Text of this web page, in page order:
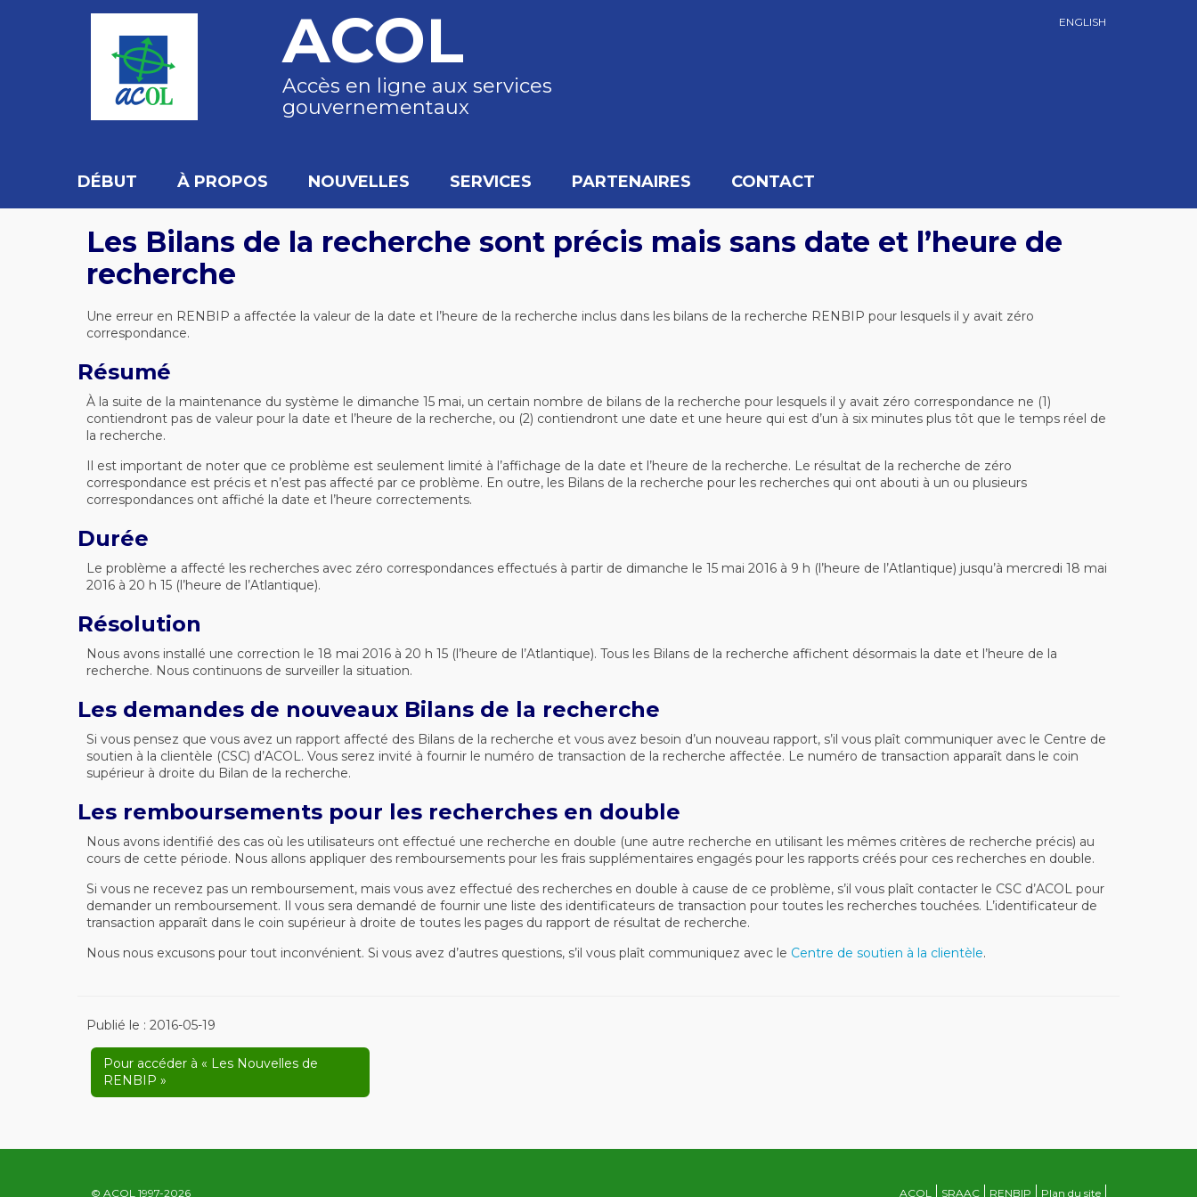
ACOL
Accès en ligne aux services
gouvernementaux
ENGLISH
DÉBUT À PROPOS NOUVELLES SERVICES PARTENAIRES CONTACT
Les Bilans de la recherche sont précis mais sans date et l’heure de
recherche
Une erreur en RENBIP a affectée la valeur de la date et l’heure de la recherche inclus dans les bilans de la recherche RENBIP pour lesquels il y avait zéro
correspondance.
Résumé
À la suite de la maintenance du système le dimanche 15 mai, un certain nombre de bilans de la recherche pour lesquels il y avait zéro correspondance ne (1)
contiendront pas de valeur pour la date et l’heure de la recherche, ou (2) contiendront une date et une heure qui est d’un à six minutes plus tôt que le temps réel de
la recherche.
Il est important de noter que ce problème est seulement limité à l’affichage de la date et l’heure de la recherche. Le résultat de la recherche de zéro
correspondance est précis et n’est pas affecté par ce problème. En outre, les Bilans de la recherche pour les recherches qui ont abouti à un ou plusieurs
correspondances ont affiché la date et l’heure correctements.
Durée
Le problème a affecté les recherches avec zéro correspondances effectués à partir de dimanche le 15 mai 2016 à 9 h (l’heure de l’Atlantique) jusqu’à mercredi 18 mai
2016 à 20 h 15 (l’heure de l’Atlantique).
Résolution
Nous avons installé une correction le 18 mai 2016 à 20 h 15 (l’heure de l’Atlantique). Tous les Bilans de la recherche affichent désormais la date et l’heure de la
recherche. Nous continuons de surveiller la situation.
Les demandes de nouveaux Bilans de la recherche
Si vous pensez que vous avez un rapport affecté des Bilans de la recherche et vous avez besoin d’un nouveau rapport, s’il vous plaît communiquer avec le Centre de
soutien à la clientèle (CSC) d’ACOL. Vous serez invité à fournir le numéro de transaction de la recherche affectée. Le numéro de transaction apparaît dans le coin
supérieur à droite du Bilan de la recherche.
Les remboursements pour les recherches en double
Nous avons identifié des cas où les utilisateurs ont effectué une recherche en double (une autre recherche en utilisant les mêmes critères de recherche précis) au
cours de cette période. Nous allons appliquer des remboursements pour les frais supplémentaires engagés pour les rapports créés pour ces recherches en double.
Si vous ne recevez pas un remboursement, mais vous avez effectué des recherches en double à cause de ce problème, s’il vous plaît contacter le CSC d’ACOL pour
demander un remboursement. Il vous sera demandé de fournir une liste des identificateurs de transaction pour toutes les recherches touchées. L’identificateur de
transaction apparaît dans le coin supérieur à droite de toutes les pages du rapport de résultat de recherche.
Nous nous excusons pour tout inconvénient. Si vous avez d’autres questions, s’il vous plaît communiquez avec le Centre de soutien à la clientèle.
Publié le : 2016-05-19
Pour accéder à « Les Nouvelles de
RENBIP »
© ACOL 1997-2026 Plan du site
RENBIP
SRAAC
ACOL